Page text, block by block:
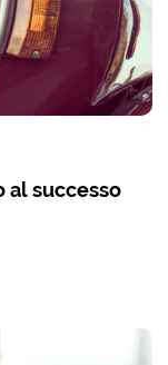
al successo